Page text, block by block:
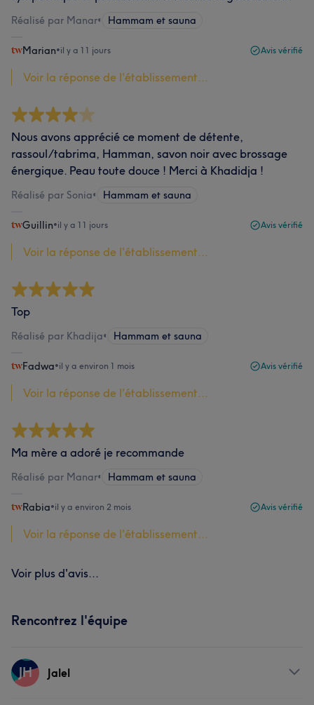
Réalisé par Manar• Hammam et sauna
Marian•il y a 11 jours Avis vérifié
Voir la réponse de l'établissement...
Nous avons apprécié ce moment de détente,
rassoul/tabrima, Hamman, savon noir avec brossage
énergique. Peau toute douce ! Merci à Khadidja !
Réalisé par Sonia• Hammam et sauna
Guillin•il y a 11 jours Avis vérifié
Voir la réponse de l'établissement...
Top
Réalisé par Khadija• Hammam et sauna
Fadwa•il y a environ 1 mois Avis vérifié
Voir la réponse de l'établissement...
Ma mère a adoré je recommande
Réalisé par Manar• Hammam et sauna
Rabia•il y a environ 2 mois Avis vérifié
Voir la réponse de l'établissement...
Voir plus d'avis...
Rencontrez l'équipe
JH Jalel